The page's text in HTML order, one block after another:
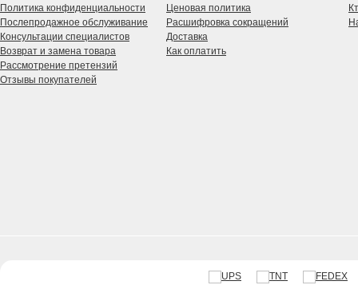
Политика конфиденциальности
Послепродажное обслуживание
Консультации специалистов
Возврат и замена товара
Рассмотрение претензий
Отзывы покупателей
Ценовая политика
Расшифровка сокращений
Доставка
Как оплатить